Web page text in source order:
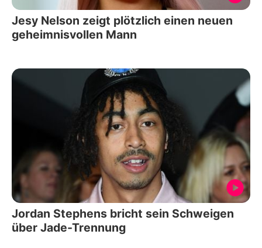
Jesy Nelson zeigt plötzlich einen neuen
geheimnisvollen Mann
Jordan Stephens bricht sein Schweigen
über Jade-Trennung